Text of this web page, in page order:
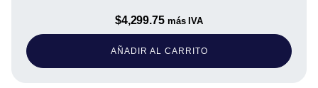
$4,299.75 más IVA
AÑADIR AL CARRITO